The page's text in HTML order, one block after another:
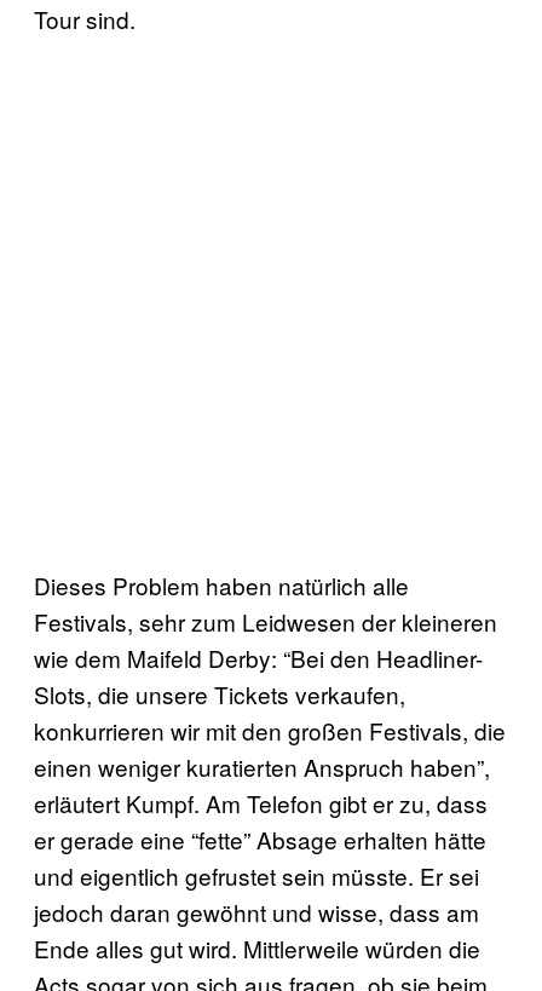
Tour sind.
Dieses Problem haben natürlich alle
Festivals, sehr zum Leidwesen der kleineren
wie dem Maifeld Derby: “Bei den Headliner-
Slots, die unsere Tickets verkaufen,
konkurrieren wir mit den großen Festivals, die
einen weniger kuratierten Anspruch haben”,
erläutert Kumpf. Am Telefon gibt er zu, dass
er gerade eine “fette” Absage erhalten hätte
und eigentlich gefrustet sein müsste. Er sei
jedoch daran gewöhnt und wisse, dass am
Ende alles gut wird. Mittlerweile würden die
Acts sogar von sich aus fragen, ob sie beim